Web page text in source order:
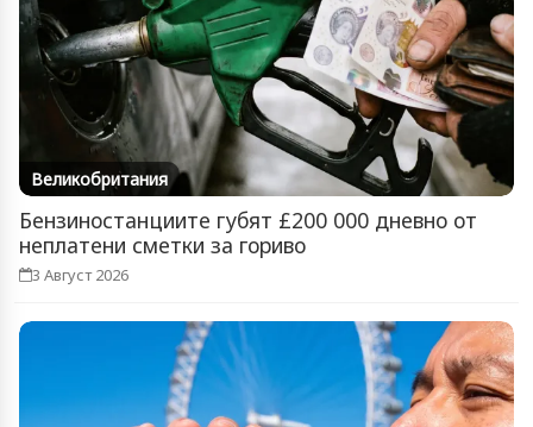
Великобритания
Бензиностанциите губят £200 000 дневно от
неплатени сметки за гориво
3 Август 2026